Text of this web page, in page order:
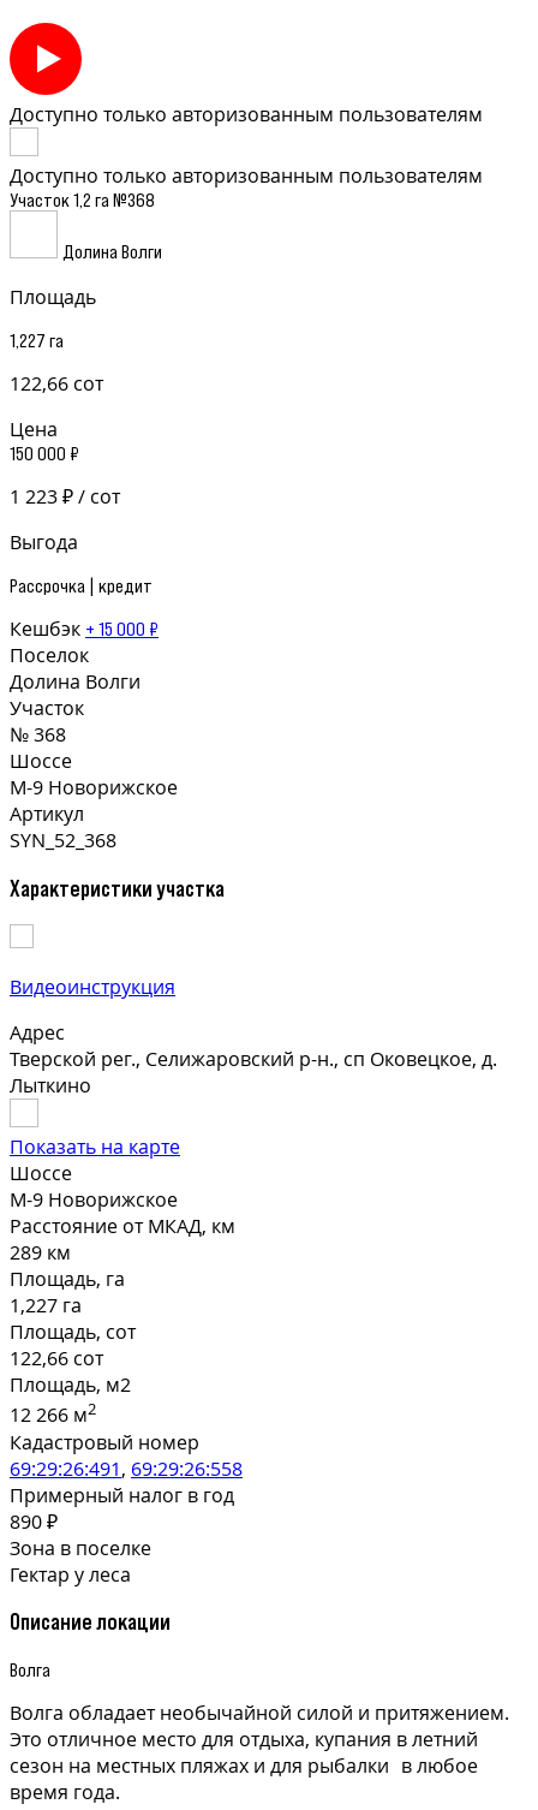
Доступно только авторизованным пользователям
Доступно только авторизованным пользователям
Участок 1,2 га №368
Долина Волги
Площадь
1,227 га
122,66 сот
Цена
150 000 ₽
1 223 ₽ / сот
Выгода
Рассрочка | кредит
Кешбэк + 15 000 ₽
Поселок
Долина Волги
Участок
№ 368
Шоссе
М-9 Новорижское
Артикул
SYN_52_368
Характеристики участка
Видеоинструкция
Адрес
Тверской рег., Селижаровский р-н., сп Оковецкое, д.
Лыткино
Показать на карте
Шоссе
М-9 Новорижское
Расстояние от МКАД, км
289 км
Площадь, га
1,227 га
Площадь, сот
122,66 сот
Площадь, м2
12 266 м2
Кадастровый номер
69:29:26:491, 69:29:26:558
Примерный налог в год
890 ₽
Зона в поселке
Гектар у леса
Описание локации
Волга
Волга обладает необычайной силой и притяжением.
Это отличное место для отдыха, купания в летний
сезон на местных пляжах и для рыбалки в любое
время года.